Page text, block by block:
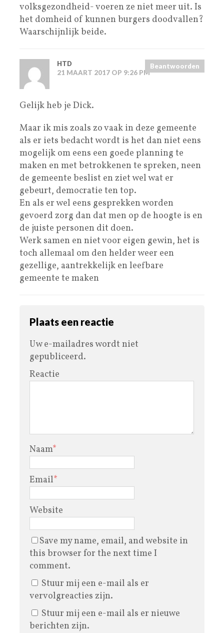
volksgezondheid- voeren ze niet meer uit. Is
het domheid of kunnen burgers doodvallen?
Waarschijnlijk beide.
HTD
21 MAART 2017 OP 9:26 PM
Beantwoorden
Gelijk heb je Dick.
Maar ik mis zoals zo vaak in deze gemeente
als er iets bedacht wordt is het dan niet eens
mogelijk om eens een goede planning te
maken en met betrokkenen te spreken, neen
de gemeente beslist en ziet wel wat er
gebeurt, democratie ten top.
En als er wel eens gesprekken worden
gevoerd zorg dan dat men op de hoogte is en
de juiste personen dit doen.
Werk samen en niet voor eigen gewin, het is
toch allemaal om den helder weer een
gezellige, aantrekkelijk en leefbare
gemeente te maken
Plaats een reactie
Uw e-mailadres wordt niet
gepubliceerd.
Reactie
Naam*
Email*
Website
Save my name, email, and website in
this browser for the next time I
comment.
Stuur mij een e-mail als er
vervolgreacties zijn.
Stuur mij een e-mail als er nieuwe
berichten zijn.